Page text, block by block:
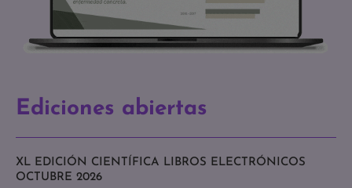
Ediciones abiertas
XL EDICIÓN CIENTÍFICA LIBROS ELECTRÓNICOS
OCTUBRE 2026